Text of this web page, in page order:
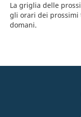
La griglia delle
gli orari dei
domani.